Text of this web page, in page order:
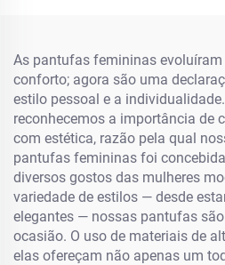
As pantufas femininas
conforto; agora são uma
estilo pessoal e a individualidade.
reconhecemos a importância de
com estética, razão pela qual
pantufas femininas foi
diversos gostos das mulheres
variedade de estilos — desde
elegantes — nossas pantufas
ocasião. O uso de materiais de
elas ofereçam não apenas um